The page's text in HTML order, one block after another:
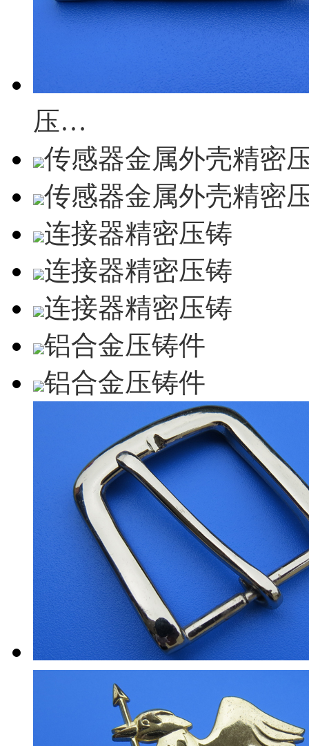
压…
传感器金属外壳精密
传感器金属外壳精密
连接器精密压铸
连接器精密压铸
连接器精密压铸
铝合金压铸件
铝合金压铸件